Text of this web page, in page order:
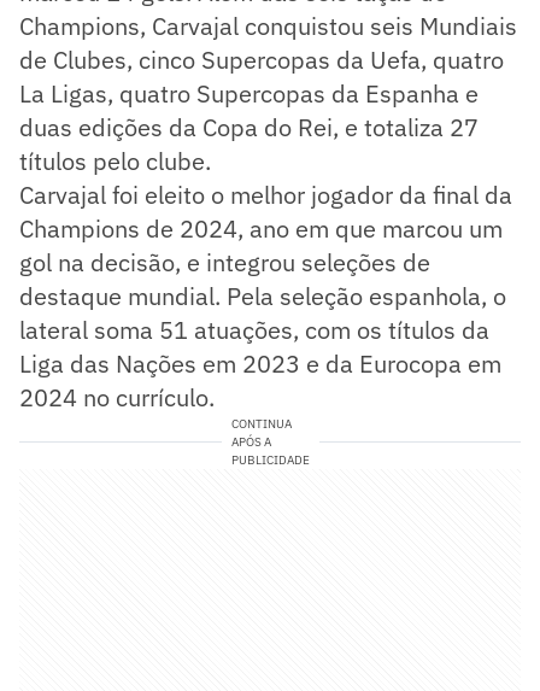
Champions, Carvajal conquistou seis Mundiais
de Clubes, cinco Supercopas da Uefa, quatro
La Ligas, quatro Supercopas da Espanha e
duas edições da Copa do Rei, e totaliza 27
títulos pelo clube.
Carvajal foi eleito o melhor jogador da final da
Champions de 2024, ano em que marcou um
gol na decisão, e integrou seleções de
destaque mundial. Pela seleção espanhola, o
lateral soma 51 atuações, com os títulos da
Liga das Nações em 2023 e da Eurocopa em
2024 no currículo.
CONTINUA
APÓS A
PUBLICIDADE